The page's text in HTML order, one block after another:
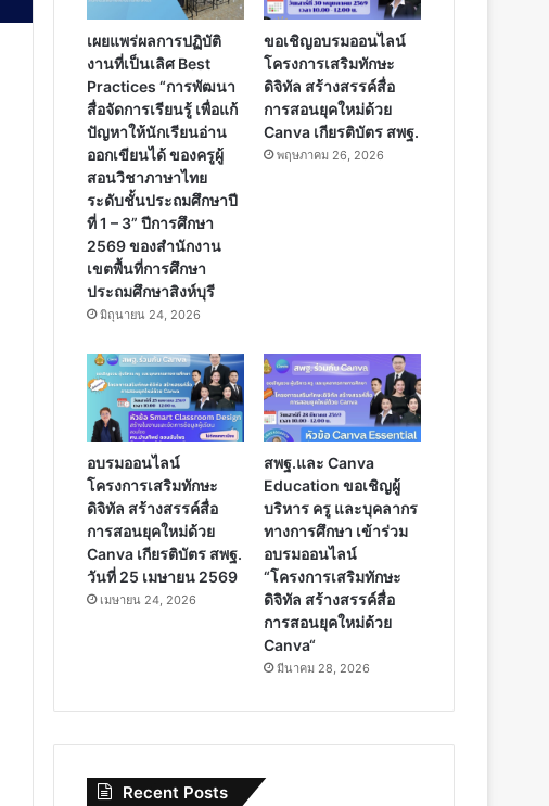
เผยแพร่ผลการปฏิบัติ
งานที่เป็นเลิศ Best
Practices “การพัฒนา
สื่อจัดการเรียนรู้ เพื่อแก้
ปัญหาให้นักเรียนอ่าน
ออกเขียนได้ ของครูผู้
สอนวิชาภาษาไทย
ระดับชั้นประถมศึกษาปี
ที่ 1 – 3” ปีการศึกษา
2569 ของสำนักงาน
เขตพื้นที่การศึกษา
ประถมศึกษาสิงห์บุรี
มิถุนายน 24, 2026
ขอเชิญอบรมออนไลน์
โครงการเสริมทักษะ
ดิจิทัล สร้างสรรค์สื่อ
การสอนยุคใหม่ด้วย
Canva เกียรติบัตร สพฐ.
พฤษภาคม 26, 2026
อบรมออนไลน์
โครงการเสริมทักษะ
ดิจิทัล สร้างสรรค์สื่อ
การสอนยุคใหม่ด้วย
Canva เกียรติบัตร สพฐ.
วันที่ 25 เมษายน 2569
เมษายน 24, 2026
สพฐ.และ Canva
Education ขอเชิญผู้
บริหาร ครู และบุคลากร
ทางการศึกษา เข้าร่วม
อบรมออนไลน์
“โครงการเสริมทักษะ
ดิจิทัล สร้างสรรค์สื่อ
การสอนยุคใหม่ด้วย
Canva“
มีนาคม 28, 2026
Recent Posts